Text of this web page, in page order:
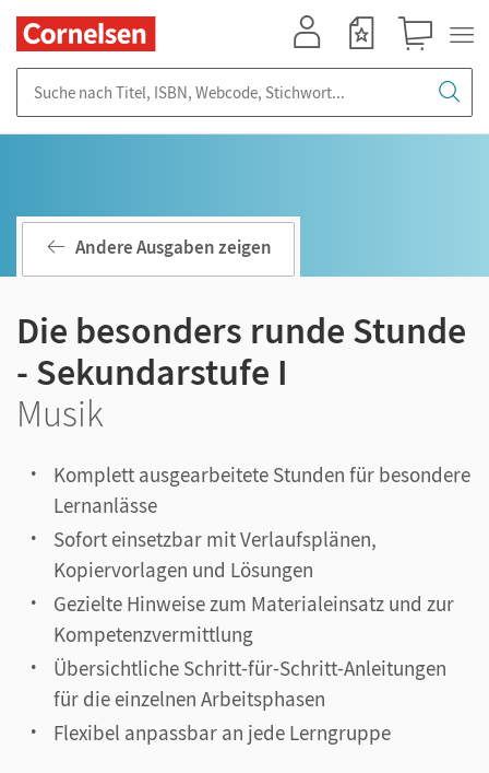
Andere Ausgaben zeigen
Die besonders runde Stunde
- Sekundarstufe I
Musik
Komplett ausgearbeitete Stunden für besondere
Lernanlässe
Sofort einsetzbar mit Verlaufsplänen,
Kopiervorlagen und Lösungen
Gezielte Hinweise zum Materialeinsatz und zur
Kompetenzvermittlung
Übersichtliche Schritt-für-Schritt-Anleitungen
für die einzelnen Arbeitsphasen
Flexibel anpassbar an jede Lerngruppe